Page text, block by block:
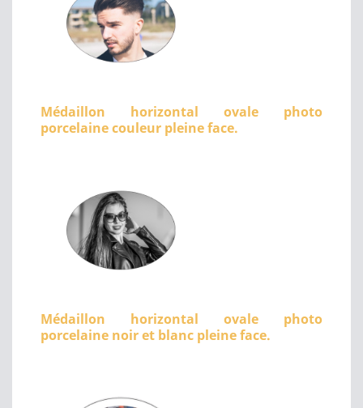
Médaillon horizontal ovale photo
porcelaine couleur pleine face.
Médaillon horizontal ovale photo
porcelaine noir et blanc pleine face.